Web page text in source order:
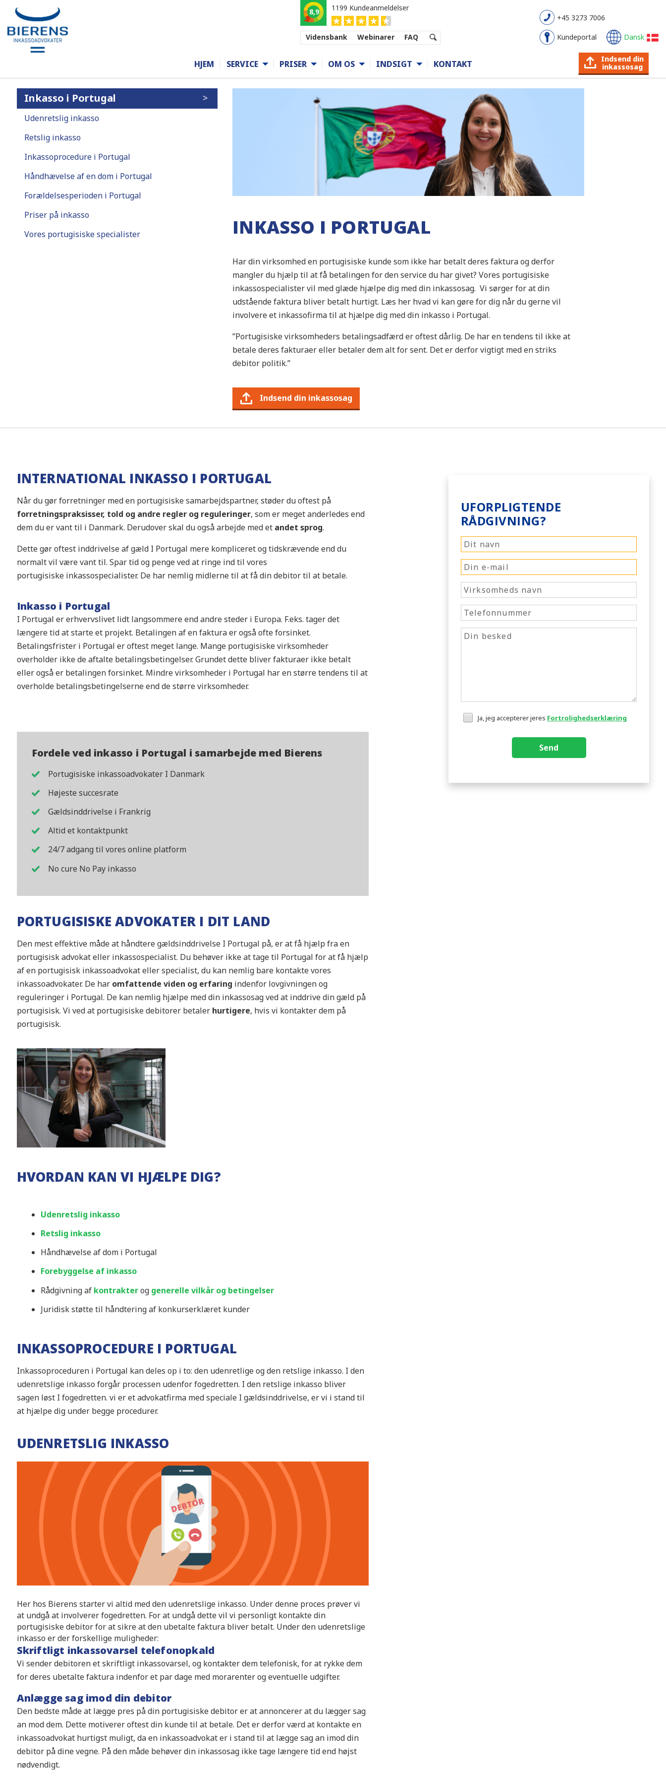
8,9 1199 Kundeanmeldelser
Vidensbank Webinarer FAQ
+45 3273 7006
Kundeportal Dansk
HJEM SERVICE PRISER OM OS INDSIGT KONTAKT
Indsend din
inkassosag
Inkasso i Portugal
Udenretslig inkasso
Retslig inkasso
Inkassoprocedure i Portugal
Håndhævelse af en dom i Portugal
Forældelsesperioden i Portugal
Priser på inkasso
Vores portugisiske specialister
INKASSO I PORTUGAL
Har din virksomhed en portugisiske kunde som ikke har betalt deres faktura og derfor
mangler du hjælp til at få betalingen for den service du har givet? Vores portugisiske
inkassospecialister vil med glæde hjælpe dig med din inkassosag. Vi sørger for at din
udstående faktura bliver betalt hurtigt. Læs her hvad vi kan gøre for dig når du gerne vil
involvere et inkassofirma til at hjælpe dig med din inkasso i Portugal.
”Portugisiske virksomheders betalingsadfærd er oftest dårlig. De har en tendens til ikke at
betale deres fakturaer eller betaler dem alt for sent. Det er derfor vigtigt med en striks
debitor politik.”
Indsend din inkassosag
INTERNATIONAL INKASSO I PORTUGAL
Når du gør forretninger med en portugisiske samarbejdspartner, støder du oftest på
forretningspraksisser, told og andre regler og reguleringer, som er meget anderledes end
dem du er vant til i Danmark. Derudover skal du også arbejde med et andet sprog.
Dette gør oftest inddrivelse af gæld I Portugal mere kompliceret og tidskrævende end du
normalt vil være vant til. Spar tid og penge ved at ringe ind til vores
portugisiske inkassospecialister. De har nemlig midlerne til at få din debitor til at betale.
Inkasso i Portugal
I Portugal er erhvervslivet lidt langsommere end andre steder i Europa. F.eks. tager det
længere tid at starte et projekt. Betalingen af en faktura er også ofte forsinket.
Betalingsfrister i Portugal er oftest meget lange. Mange portugisiske virksomheder
overholder ikke de aftalte betalingsbetingelser. Grundet dette bliver fakturaer ikke betalt
eller også er betalingen forsinket. Mindre virksomheder i Portugal har en større tendens til at
overholde betalingsbetingelserne end de større virksomheder.
Fordele ved inkasso i Portugal i samarbejde med Bierens
Portugisiske inkassoadvokater I Danmark
Højeste succesrate
Gældsinddrivelse i Frankrig
Altid et kontaktpunkt
24/7 adgang til vores online platform
No cure No Pay inkasso
PORTUGISISKE ADVOKATER I DIT LAND
Den mest effektive måde at håndtere gældsinddrivelse I Portugal på, er at få hjælp fra en
portugisisk advokat eller inkassospecialist. Du behøver ikke at tage til Portugal for at få hjælp
af en portugisisk inkassoadvokat eller specialist, du kan nemlig bare kontakte vores
inkassoadvokater. De har omfattende viden og erfaring indenfor lovgivningen og
reguleringer i Portugal. De kan nemlig hjælpe med din inkassosag ved at inddrive din gæld på
portugisisk. Vi ved at portugisiske debitorer betaler hurtigere, hvis vi kontakter dem på
portugisisk.
HVORDAN KAN VI HJÆLPE DIG?
Udenretslig inkasso
Retslig inkasso
Håndhævelse af dom i Portugal
Forebyggelse af inkasso
Rådgivning af kontrakterog generelle vilkår og betingelser
Juridisk støtte til håndtering af konkurserklæret kunder
INKASSOPROCEDURE I PORTUGAL
Inkassoproceduren i Portugal kan deles op i to: den udenretlige og den retslige inkasso. I den
udenretslige inkasso forgår processen udenfor fogedretten. I den retslige inkasso bliver
sagen løst I fogedretten. vi er et advokatfirma med speciale I gældsinddrivelse, er vi i stand til
at hjælpe dig under begge procedurer.
UDENRETSLIG INKASSO
Her hos Bierens starter vi altid med den udenretslige inkasso. Under denne proces prøver vi
at undgå at involverer fogedretten. For at undgå dette vil vi personligt kontakte din
portugisiske debitor for at sikre at den ubetalte faktura bliver betalt. Under den udenretslige
inkasso er der forskellige muligheder:
Skriftligt inkassovarsel telefonopkald
Vi sender debitoren et skriftligt inkassovarsel, og kontakter dem telefonisk, for at rykke dem
for deres ubetalte faktura indenfor et par dage med morarenter og eventuelle udgifter.
Anlægge sag imod din debitor
Den bedste måde at lægge pres på din portugisiske debitor er at annoncerer at du lægger sag
an mod dem. Dette motiverer oftest din kunde til at betale. Det er derfor værd at kontakte en
inkassoadvokat hurtigst muligt, da en inkassoadvokat er i stand til at lægge sag an imod din
debitor på dine vegne. På den måde behøver din inkassosag ikke tage længere tid end højst
nødvendigt.
UFORPLIGTENDE
RÅDGIVNING?
Ja, jeg accepterer jeres Fortrolighedserklæring
Send